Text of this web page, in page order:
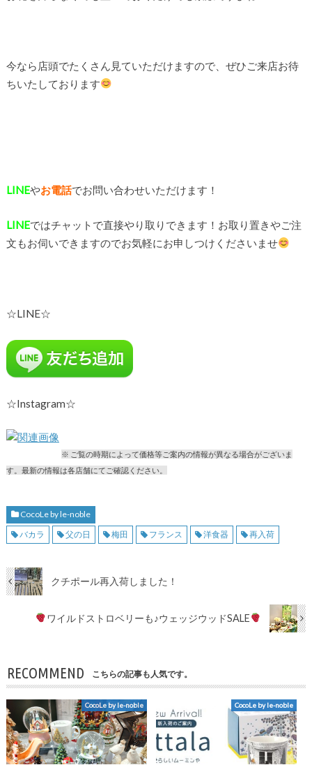
今なら店頭でたくさん見ていただけますので、ぜひご来店お待
ちいたしております
LINEやお電話でお問い合わせいただけます！
LINEではチャットで直接やり取りできます！お取り置きやご注
文もお伺いできますのでお気軽にお申しつけくださいませ
☆LINE☆
☆Instagram☆
※ ご覧の時期によって価格等ご案内の情報が異なる場合がございま
す。最新の情報は各店舗にてご確認ください。
CocoLe by le-noble
バカラ
父の日 梅田 フランス 洋食器 再入荷
クチポール再入荷しました！
ワイルドストロベリーも♪ウェッジウッドSALE
RECOMMEND こちらの記事も人気です。
CocoLe by le-noble CocoLe by le-noble